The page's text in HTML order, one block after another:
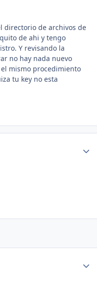
directorio de archivos de
de ahi y tengo
Y revisando la
no hay nada nuevo
mismo procedimiento
tu key no esta